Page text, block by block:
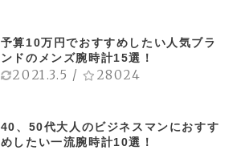
予算10万円でおすすめしたい人気ブラ
ンドのメンズ腕時計15選！
2021.3.5 / 28024
40、50代大人のビジネスマンにおすす
めしたい一流腕時計10選！